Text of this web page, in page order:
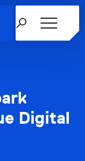
Digital